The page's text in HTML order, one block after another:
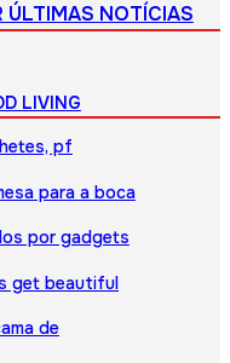
ÚLTIMAS NOTÍCIAS
LIVING
pf
para a boca
por gadgets
get beautiful
de